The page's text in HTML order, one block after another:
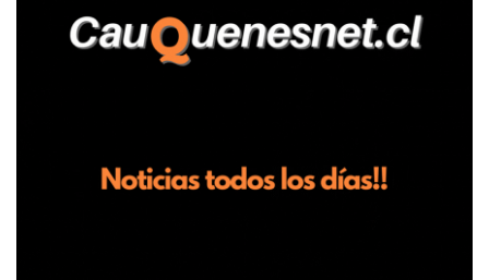
trabajadores, el edil descendió del vehículo y, en medio de la
confrontación, la habría tomado de los hombros, empujado al
suelo y agredido con golpes de pies y manos, mientr...